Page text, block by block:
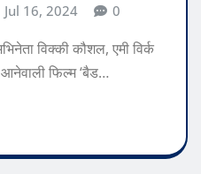
Jul 16, 2024 0
विक्की कौशल, एमी विर्क
फिल्म ‘बैड…